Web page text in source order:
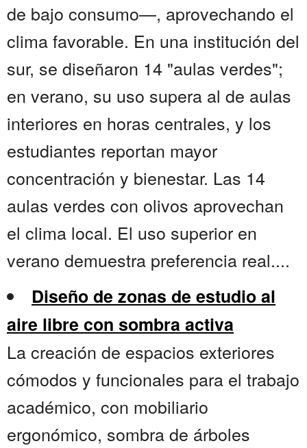
de bajo consumo—, aprovechando el
clima favorable. En una institución del
sur, se diseñaron 14 "aulas verdes";
en verano, su uso supera al de aulas
interiores en horas centrales, y los
estudiantes reportan mayor
concentración y bienestar. Las 14
aulas verdes con olivos aprovechan
el clima local. El uso superior en
verano demuestra preferencia real....
Diseño de zonas de estudio al
aire libre con sombra activa
La creación de espacios exteriores
cómodos y funcionales para el trabajo
académico, con mobiliario
ergonómico, sombra de árboles